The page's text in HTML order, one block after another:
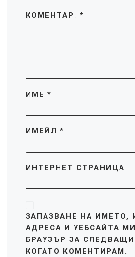
КОМЕНТАР: *
ИМЕ *
ИМЕЙЛ *
ИНТЕРНЕТ СТРАНИЦА
ЗАПАЗВАНЕ НА ИМЕТО,
АДРЕСА И УЕБСАЙТА
БРАУЗЪР ЗА
КОГАТО КОМЕНТИРАМ.